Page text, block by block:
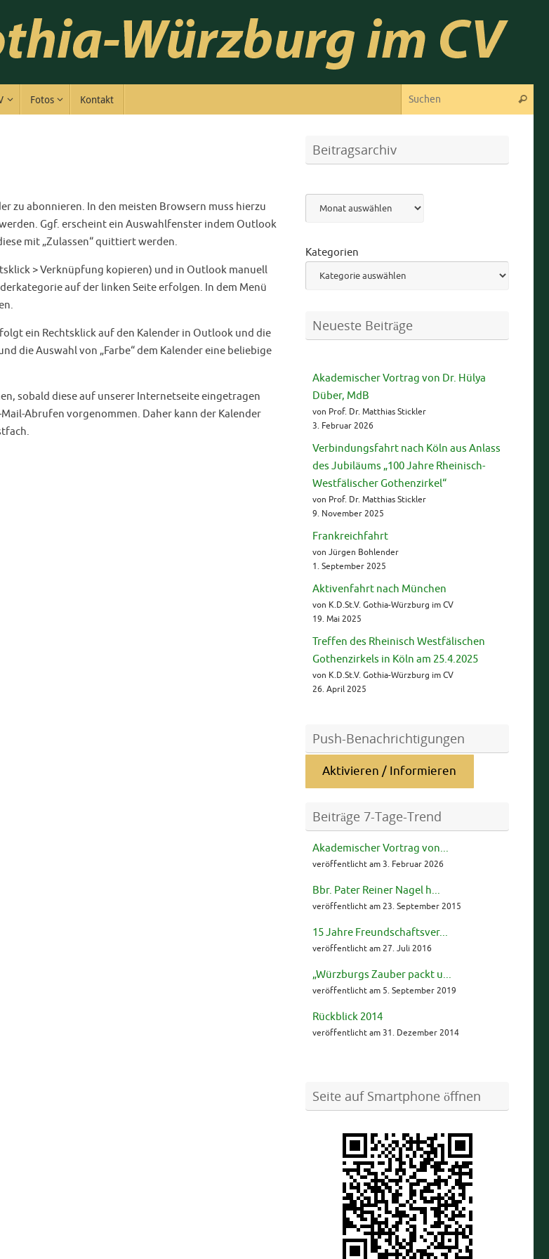
Fotos Kontakt Suchen
zu abonnieren. In den meisten Browsern muss hierzu
Ggf. erscheint ein Auswahlfenster indem Outlook
mit „Zulassen“ quittiert werden.
> Verknüpfung kopieren) und in Outlook manuell
auf der linken Seite erfolgen. In dem Menü
ein Rechtsklick auf den Kalender in Outlook und die
die Auswahl von „Farbe“ dem Kalender eine beliebige
sobald diese auf unserer Internetseite eingetragen
Abrufen vorgenommen. Daher kann der Kalender
Beitragsarchiv
Archiv
Kategorien
Neueste Beiträge
Akademischer Vortrag von Dr. Hülya
Düber, MdB
von Prof. Dr. Matthias Stickler
3. Februar 2026
Verbindungsfahrt nach Köln aus Anlass
des Jubiläums „100 Jahre Rheinisch-
Westfälischer Gothenzirkel“
von Prof. Dr. Matthias Stickler
9. November 2025
Frankreichfahrt
von Jürgen Bohlender
1. September 2025
Aktivenfahrt nach München
von K.D.St.V. Gothia-Würzburg im CV
19. Mai 2025
Treffen des Rheinisch Westfälischen
Gothenzirkels in Köln am 25.4.2025
von K.D.St.V. Gothia-Würzburg im CV
26. April 2025
Push-Benachrichtigungen
Aktivieren / Informieren
Beiträge 7-Tage-Trend
Akademischer Vortrag von...
veröffentlicht am 3. Februar 2026
Bbr. Pater Reiner Nagel h...
veröffentlicht am 23. September 2015
15 Jahre Freundschaftsver...
veröffentlicht am 27. Juli 2016
„Würzburgs Zauber packt u...
veröffentlicht am 5. September 2019
Rückblick 2014
veröffentlicht am 31. Dezember 2014
Seite auf Smartphone öffnen